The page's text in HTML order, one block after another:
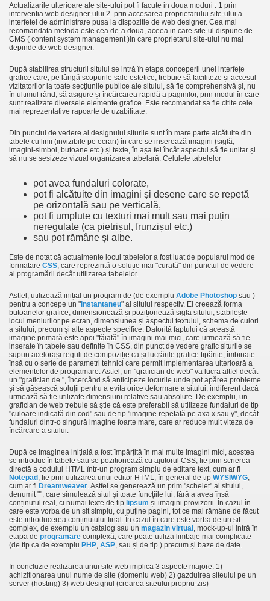
Actualizarile ulterioare ale site-ului pot fi facute in doua moduri : 1 prin
interventia web designer-ului 2. prin accesarea proprietarului site-ului a
interfetei de administrare pusa la dispozitie de web designer. Cea mai
recomandata metoda este cea de-a doua, aceea in care site-ul dispune de
CMS ( content system management )in care proprietarul site-ului nu mai
depinde de web designer.
După stabilirea structurii sitului se intră în etapa conceperii unei interfețe
grafice care, pe lângă scopurile sale estetice, trebuie să faciliteze și accesul
vizitatorilor la toate secțiunile publice ale sitului, să fie comprehensivă și, nu
în ultimul rând, să asigure și încărcarea rapidă a paginilor, prin modul în care
sunt realizate diversele elemente grafice. Este recomandat sa fie citite cele
mai reprezentative rapoarte de uzabilitate.
Din punctul de vedere al designului siturile sunt în mare parte alcătuite din
tabele cu linii (invizibile pe ecran) în care se inserează imagini (siglă,
imagini-simbol, butoane etc.) și texte, în așa fel încât aspectul să fie unitar și
să nu se sesizeze vizual organizarea tabelară. Celulele tabelelor
pot avea fundaluri colorate,
pot fi alcătuite din imagini și desene care se repetă
pe orizontală sau pe verticală,
pot fi umplute cu texturi mai mult sau mai puțin
neregulate (ca pietrișul, frunzișul etc.)
sau pot rămâne și albe.
Este de notat că actualmente locul tabelelor a fost luat de popularul mod de
formatare CSS , care reprezintă o soluție mai "curată" din punctul de vedere
al programării decât utilizarea tabelelor.
Astfel, utilizează inițial un program de (de exemplu Adobe Photoshop sau )
pentru a concepe un "instantaneu" al sitului respectiv. El creează forma
butoanelor grafice, dimensionează și poziționează sigla sitului, stabilește
locul meniurilor pe ecran, dimensiunea și aspectul textului, schema de culori
a sitului, precum și alte aspecte specifice. Datorită faptului că această
imagine primară este apoi "tăiată" în imagini mai mici, care urmează să fie
inserate în tabele sau definite în CSS, din punct de vedere grafic siturile se
supun acelorași reguli de compoziție ca și lucrările grafice tipărite, îmbinate
însă cu o serie de parametri tehnici care permit implementarea ulterioară a
elementelor de programare. Astfel, un "grafician de web" va lucra altfel decât
un "grafician de ", încercând să anticipeze locurile unde pot apărea probleme
și să găsească soluții pentru a evita orice deformare a sitului, indiferent dacă
urmează să fie utilizate dimensiuni relative sau absolute. De exemplu, un
grafician de web trebuie să știe că este preferabil să utilizeze fundaluri de tip
"culoare indicată din cod" sau de tip "imagine repetată pe axa x sau y", decât
fundaluri dintr-o singură imagine foarte mare, care ar reduce mult viteza de
încărcare a sitului.
După ce imaginea inițială a fost împărțită în mai multe imagini mici, acestea
se introduc în tabele sau se poziționează cu ajutorul CSS, fie prin scrierea
directă a codului HTML într-un program simplu de editare text, cum ar fi
Notepad , fie prin utilizarea unui editor HTML, în general de tip WYSIWYG
cum ar fi Dreamweaver . Astfel se generează un prim "schelet" al sitului,
denumit "", care simulează situl și toate funcțiile lui, fără a avea însă
conținutul real, ci numai texte de tip lipsum și imagini provizorii. În cazul în
care este vorba de un sit simplu, cu puține pagini, tot ce mai rămâne de făcut
este introducerea conținutului final. În cazul în care este vorba de un sit
complex, de exemplu un catalog sau un magazin virtual , mock-up-ul intră în
etapa de programare complexă, care poate utiliza limbaje mai complicate
(de tip ca de exemplu PHP ASP , sau și de tip ) precum și baze de date.
In concluzie realizarea unui site web implica 3 aspecte majore: 1)
achizitionarea unui nume de site (domeniu web) 2) gazduirea siteului pe un
server (hosting) 3) web designul (crearea siteului propriu-zis)